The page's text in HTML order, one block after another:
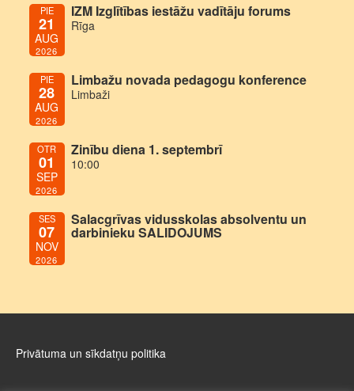
PIE
21
AUG
2026
IZM Izglītības iestāžu vadītāju forums
Rīga
PIE
28
AUG
2026
Limbažu novada pedagogu konference
Limbaži
OTR
01
SEP
2026
Zinību diena 1. septembrī
10:00
SES
07
NOV
2026
Salacgrīvas vidusskolas absolventu un
darbinieku SALIDOJUMS
Privātuma un sīkdatņu politika